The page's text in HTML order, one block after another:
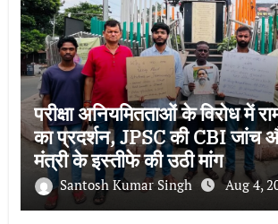
परीक्षा अनियमितताओं के विरोध में
का प्रदर्शन, JPSC की CBI जांच
मंत्री के इस्तीफे की उठी मांग
Santosh Kumar Singh Aug 4,